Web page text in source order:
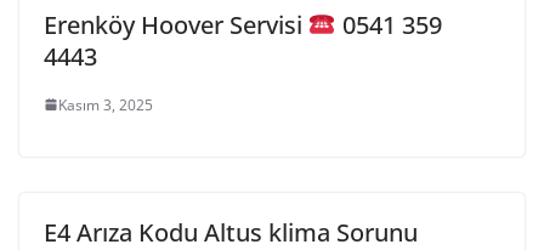
Erenköy Hoover Servisi
0541 359
4443
Kasım 3, 2025
E4 Arıza Kodu Altus klima Sorunu